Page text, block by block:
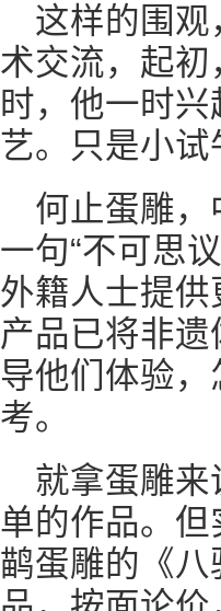
这样的围
术交流，起
时，他一时
艺。只是小
何止蛋雕
一句“不可思
外籍人士提
产品已将非
导他们体验
考。
就拿蛋雕
单的作品。
鹋蛋雕的《